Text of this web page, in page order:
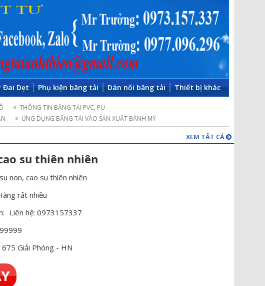
Đai Dẹt Phụ kiện băng tải Dán nối băng tải Thiết bị khác
THÔNG TIN BĂNG TẢI PVC, PU
ỨNG DỤNG BĂNG TẢI VÀO SẢN XUẤT BÁNH MỲ
XEM TẤT CẢ
su thiên nhiên
non, cao su thiên nhiên
rất nhiều
Liên hệ: 0973157337
675 Giải Phóng - HN